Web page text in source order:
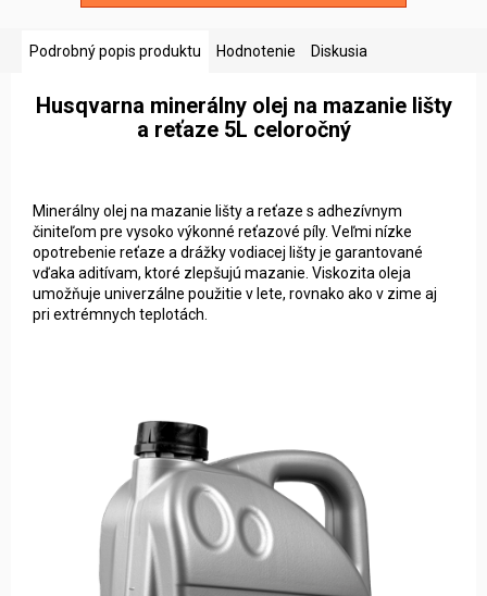
Podrobný popis produktu Hodnotenie Diskusia
Husqvarna minerálny olej na mazanie lišty
a reťaze 5L celoročný
Minerálny olej na mazanie lišty a reťaze s adhezívnym
činiteľom pre vysoko výkonné reťazové píly. Veľmi nízke
opotrebenie reťaze a drážky vodiacej lišty je garantované
vďaka aditívam, ktoré zlepšujú mazanie. Viskozita oleja
umožňuje univerzálne použitie v lete, rovnako ako v zime aj
pri extrémnych teplotách.